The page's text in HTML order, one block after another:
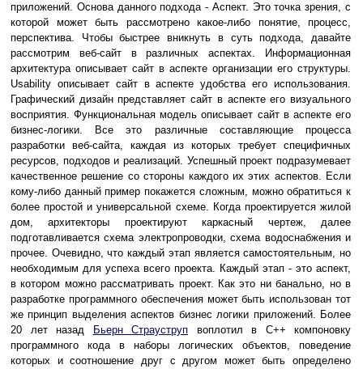
приложений. Основа данного подхода - Аспект. Это точка зрения, с
которой может быть рассмотрено какое-либо понятие, процесс,
перспектива. Чтобы быстрее вникнуть в суть подхода, давайте
рассмотрим веб-сайт в различных аспектах. Информационная
архитектура описывает сайт в аспекте организации его структуры.
Usability описывает сайт в аспекте удобства его использования.
Графический дизайн представляет сайт в аспекте его визуального
восприятия. Функциональная модель описывает сайт в аспекте его
бизнес-логики. Все это различные составляющие процесса
разработки веб-сайта, каждая из которых требует специфичных
ресурсов, подходов и реализаций. Успешный проект подразумевает
качественное решение со стороны каждого их этих аспектов. Если
кому-либо данный пример покажется сложным, можно обратиться к
более простой и универсальной схеме. Когда проектируется жилой
дом, архитекторы проектируют каркасный чертеж, далее
подготавливается схема электропроводки, схема водоснабжения и
прочее. Очевидно, что каждый этап является самостоятельным, но
необходимым для успеха всего проекта. Каждый этап - это аспект,
в котором можно рассматривать проект. Как это ни банально, но в
разработке программного обеспечения может быть использован тот
же принцип выделения аспектов бизнес логики приложений. Более
20 лет назад
Бьерн Страуструп воплотил в C++ компоновку
программного кода в наборы логических объектов, поведение
которых и соотношение друг с другом может быть определено